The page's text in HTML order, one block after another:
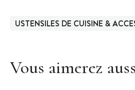
USTENSILES DE CUISINE &
Vous aimerez